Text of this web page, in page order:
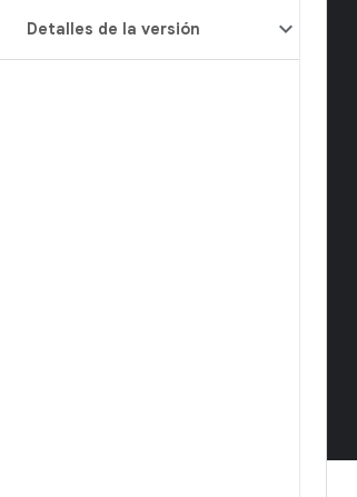
Detalles de la versión